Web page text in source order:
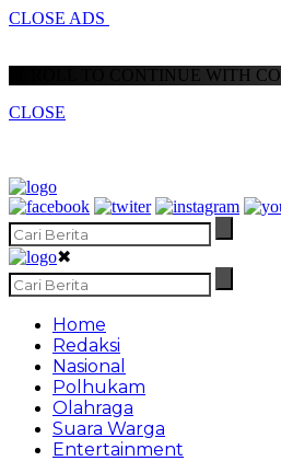
CLOSE ADS
SCROLL TO CONTINUE WITH
CLOSE
✖
Home
Redaksi
Nasional
Polhukam
Olahraga
Suara Warga
Entertainment